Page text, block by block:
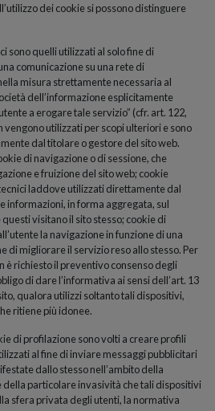
dei cookie si possono distinguere
sono quelli utilizzati al solo fine di
comunicazione su una rete di
misura strettamente necessaria al
dell’informazione esplicitamente
a erogare tale servizio” (cfr. art. 122,
vengono utilizzati per scopi ulteriori e sono
dal titolare o gestore del sito web.
di navigazione o di sessione, che
e fruizione del sito web; cookie
laddove utilizzati direttamente dal
informazioni, in forma aggregata, sul
visitano il sito stesso; cookie di
la navigazione in funzione di una
di migliorare il servizio reso allo stesso. Per
è richiesto il preventivo consenso degli
di dare l’informativa ai sensi dell’art. 13
qualora utilizzi soltanto tali dispositivi,
ritiene più idonee.
di profilazione sono volti a creare profili
al fine di inviare messaggi pubblicitari
dallo stesso nell’ambito della
della particolare invasività che tali dispositivi
sfera privata degli utenti, la normativa